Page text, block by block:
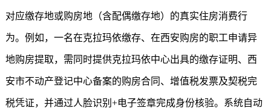
对应缴存地或购房地（含配偶缴存地）的真实住房消费行
为。例如，一名在克拉玛依缴存、在西安购房的职工申请异
地购房提取，需同时提供克拉玛依中心出具的缴存证明、西
安市不动产登记中心备案的购房合同、增值税发票及契税完
税凭证，并通过人脸识别+电子签章完成身份核验。系统自动